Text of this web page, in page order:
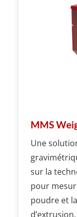
MMS
Une
sur la
pour
poudre et
d’extrusion.